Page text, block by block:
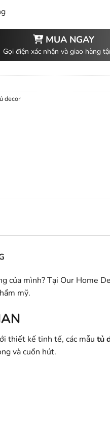
MUA NGAY
Gọi điện xác nhận và giao hàng
decor
của mình? Tại Our Home
mỹ.
thiết kế tinh tế, các mẫu tủ
và cuốn hút.